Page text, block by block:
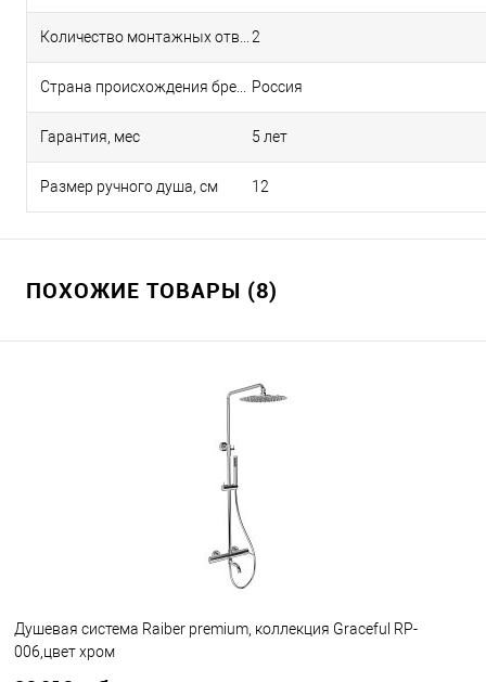
2
Россия
Гарантия, мес 5 лет
Размер ручного душа, см 12
ПОХОЖИЕ ТОВАРЫ (8)
Душевая система Raiber premium, коллекция Graceful RP-
006,цвет хром